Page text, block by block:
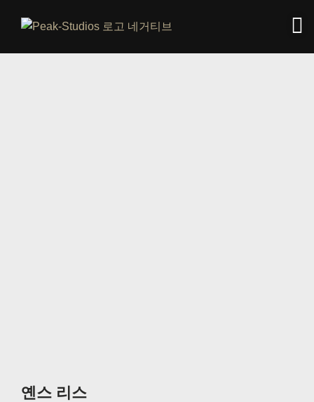
옌스 리스